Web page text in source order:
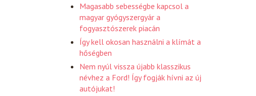
Magasabb sebességbe kapcsol a
magyar gyógyszergyár a
fogyasztószerek piacán
Így kell okosan használni a klímát a
hőségben
Nem nyúl vissza újabb klasszikus
névhez a Ford! Így fogják hívni az új
autójukat!